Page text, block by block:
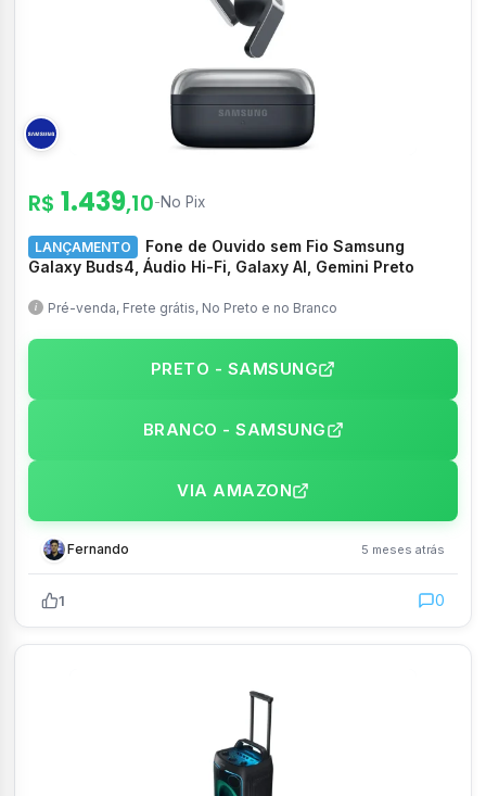
R$ 1.439,10- No Pix
LANÇAMENTO
Fone de Ouvido sem Fio Samsung
Galaxy Buds4, Áudio Hi-Fi, Galaxy AI, Gemini Preto
Pré-venda, Frete grátis, No Preto e no Branco
PRETO - SAMSUNG
BRANCO - SAMSUNG
VIA AMAZON
Fernando 5 meses atrás
1 0